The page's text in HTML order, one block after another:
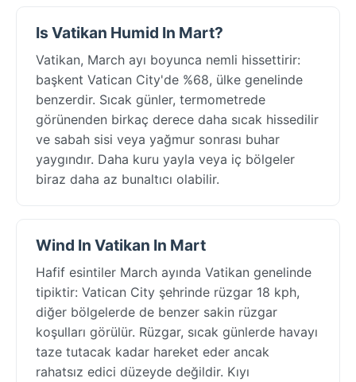
Is Vatikan Humid In Mart?
Vatikan, March ayı boyunca nemli hissettirir:
başkent Vatican City'de %68, ülke genelinde
benzerdir. Sıcak günler, termometrede
görünenden birkaç derece daha sıcak hissedilir
ve sabah sisi veya yağmur sonrası buhar
yaygındır. Daha kuru yayla veya iç bölgeler
biraz daha az bunaltıcı olabilir.
Wind In Vatikan In Mart
Hafif esintiler March ayında Vatikan genelinde
tipiktir: Vatican City şehrinde rüzgar 18 kph,
diğer bölgelerde de benzer sakin rüzgar
koşulları görülür. Rüzgar, sıcak günlerde havayı
taze tutacak kadar hareket eder ancak
rahatsız edici düzeyde değildir. Kıyı